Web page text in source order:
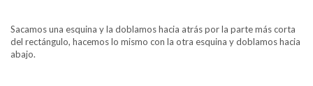
Sacamos una esquina y la doblamos hacia atrás por la parte más corta
del rectángulo, hacemos lo mismo con la otra esquina y doblamos hacia
abajo.